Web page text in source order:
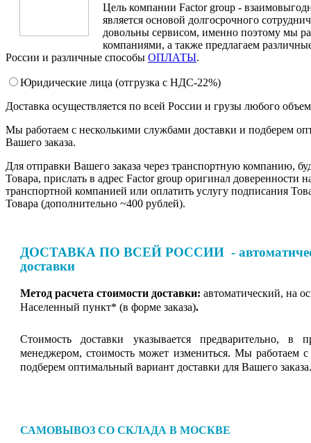
Цель компании Factor group -
является основой долгосрочного
довольны сервисом, именно поэтому мы
компаниями, а также предлагаем
России и различные способы ОПЛАТЫ.
Юридические лица (отгрузка c НДС-22%)
Доставка осуществляется по всей России и грузы любого
Мы работаем с несколькими службами доставки и подберем
Вашего заказа.
Для отправки Вашего заказа через транспортную компанию,
Товара, прислать в адрес Factor group оригинал доверенности
транспортной компанией или оплатить услугу подписания
Товара (дополнительно ~400 рублей).
ДОСТАВКА ПО ВСЕЙ РОССИИ -
доставки
Метод расчета стоимости доставки: автоматический, на
Населенный пункт* (в форме заказа).
Стоимость доставки указывается предварительно, в
менеджером, стоимость может измениться. Мы работаем
подберем оптимальный вариант доставки для Вашего заказа.
САМОВЫВОЗ СО СКЛАДА В МОСКВЕ